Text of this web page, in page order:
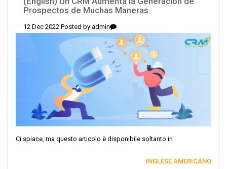
Prospectos de Muchas Maneras
12 Dec 2022 Posted by admin
Ci spiace, ma questo articolo è disponibile soltanto in
INGLESE AMERICANO